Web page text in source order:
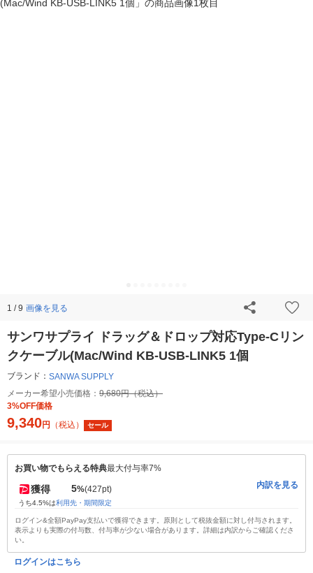
1 / 9 画像を見る
サンワサプライ ドラッグ＆ドロップ対応Type-Cリン
クケーブル(Mac/Wind KB-USB-LINK5 1個
ブランド： SANWA SUPPLY
メーカー希望小売価格： 9,680円（税込）
3%OFF価格
9,340円 （税込） セール
お買い物でもらえる特典最大付与率7%
獲得 5%(427pt)
うち4.5%は利用先・期間限定
内訳を見る
ログイン&全額PayPay支払いで獲得できます。原則として税抜金額に対し付与されます。
表示よりも実際の付与数、付与率が少ない場合があります。詳細は内訳からご確認くださ
い。
ログインはこちら